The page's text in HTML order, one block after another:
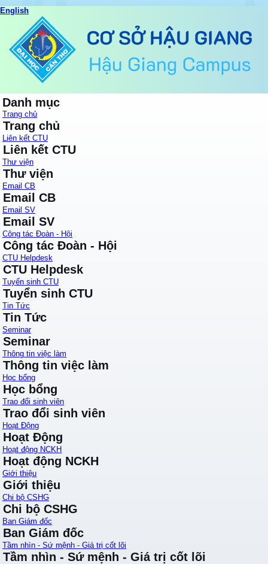
English
Danh mục
Trang chủ
Trang chủ
Liên kết CTU
Liên kết CTU
Thư viện
Thư viện
Email CB
Email CB
Email SV
Email SV
Công tác Đoàn - Hội
Công tác Đoàn - Hội
CTU Helpdesk
CTU Helpdesk
Tuyển sinh CTU
Tuyển sinh CTU
Tin Tức
Tin Tức
Seminar
Seminar
Thông tin việc làm
Thông tin việc làm
Học bổng
Học bổng
Trao đổi sinh viên
Trao đổi sinh viên
Hoạt Động
Hoạt Động
Hoạt động NCKH
Hoạt động NCKH
Giới thiệu
Giới thiệu
Chi bộ CSHG
Chi bộ CSHG
Ban Giám đốc
Ban Giám đốc
Tầm nhìn - Sứ mệnh - Giá trị cốt lõi
Tầm nhìn - Sứ mệnh - Giá trị cốt lõi